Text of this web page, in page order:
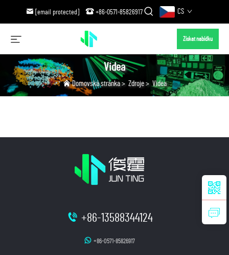
[email protected] +86-0571-85826917 CS
Získat nabídku
Videa
Domovská stránka> Zdroje> Videa
+86-13588344124
+86-0571-85826917